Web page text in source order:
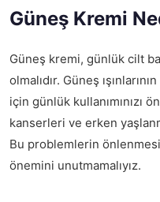
Güneş Kremi
Güneş kremi, günlük cilt
olmalıdır. Güneş
için günlük kullanımınızı
kanserleri ve erken
Bu problemlerin
önemini unutmamalıyız.